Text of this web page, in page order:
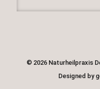
© 2026 Naturheilpraxis
Designed by